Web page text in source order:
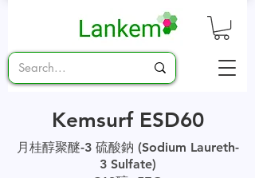
Kemsurf ESD60
月桂醇聚醚-3 硫酸鈉 (Sodium Laureth-
3 Sulfate)